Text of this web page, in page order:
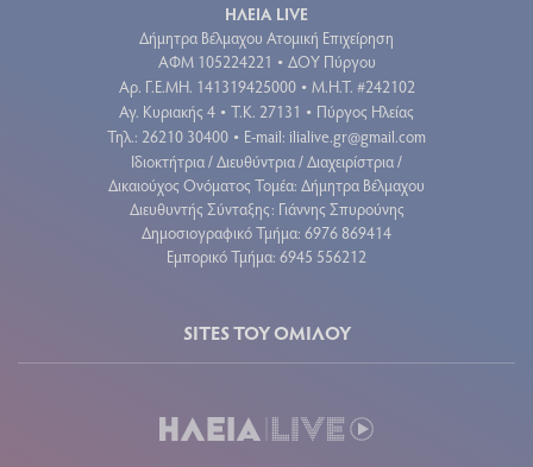
ΗΛΕΙΑ LIVE
Δήμητρα Βέλμαχου Ατομική Επιχείρηση
ΑΦΜ 105224221 • ΔΟΥ Πύργου
Aρ. Γ.Ε.ΜΗ. 141319425000 • Μ.Η.Τ. #242102
Αγ. Κυριακής 4 • Τ.Κ. 27131 • Πύργος Ηλείας
Τηλ.: 26210 30400 • E-mail: ilialive.gr@gmail.com
Ιδιοκτήτρια / Διευθύντρια / Διαχειρίστρια /
Δικαιούχος Ονόματος Τομέα: Δήμητρα Βέλμαχου
Διευθυντής Σύνταξης: Γιάννης Σπυρούνης
Δημοσιογραφικό Τμήμα: 6976 869414
Εμπορικό Τμήμα: 6945 556212
SITES ΤΟΥ ΟΜΙΛΟΥ